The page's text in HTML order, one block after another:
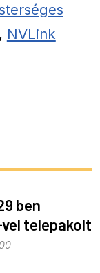
NVLink
ben
telepakolt